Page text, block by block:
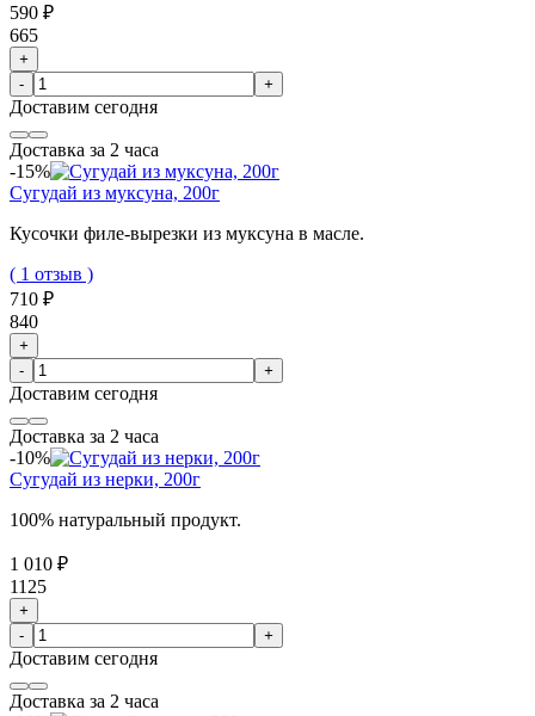
590 ₽
665
+
-
+
Доставим сегодня
Доставка за 2 часа
-15%
Сугудай из муксуна, 200г
Кусочки филе-вырезки из муксуна в масле.
( 1 отзыв )
710 ₽
840
+
-
+
Доставим сегодня
Доставка за 2 часа
-10%
Сугудай из нерки, 200г
100% натуральный продукт.
1 010 ₽
1125
+
-
+
Доставим сегодня
Доставка за 2 часа